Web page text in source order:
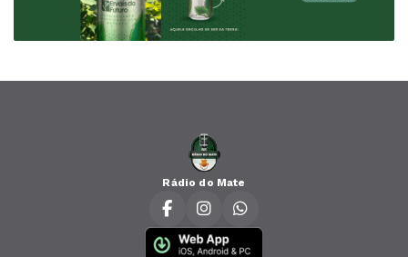
Rádio do Mate